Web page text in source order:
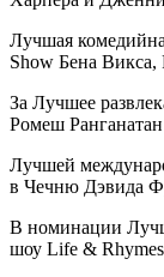
Лучшая
Show Бена
За Лучшее
Ромеш
Лучшей
в Чечню Дэвида
В номинации
шоу Life &